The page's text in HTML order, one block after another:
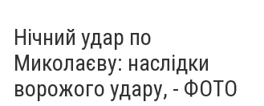
Нічний удар по
Миколаєву: наслідки
ворожого удару, - ФОТО